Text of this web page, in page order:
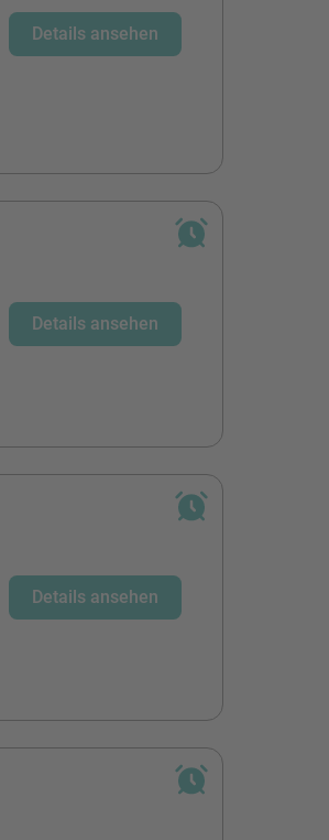
Details ansehen
Details ansehen
Details ansehen